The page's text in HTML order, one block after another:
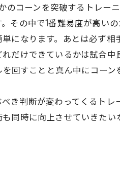
コーンを突破するトレー
その中で1番難易度が高い
になります。あとは必ず
だけできているかは試合中
回すことと真ん中にコー
き判断が変わってくるトレ
同時に向上させていきたい